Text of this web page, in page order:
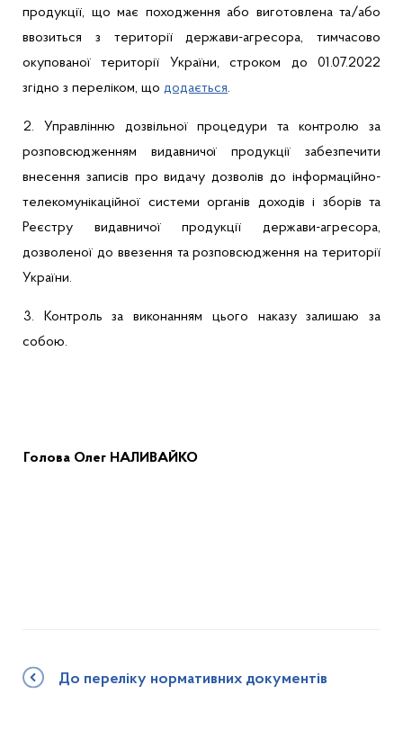
продукції, що має походження або виготовлена та/або
ввозиться з території держави-агресора, тимчасово
окупованої території України, строком до 01.07.2022
згідно з переліком, що додається.
2. Управліннюдозвільної процедури та контролю за
розповсюдженням видавничої продукціїзабезпечити
внесення записів про видачу дозволів до інформаційно-
телекомунікаційної системи органів доходів і зборів та
Реєстру видавничої продукції держави-агресора,
дозволеної до ввезення та розповсюдження на території
України.
3.
Контроль за виконанням цього наказу залишаю за
собою.
Голова Олег НАЛИВАЙКО
До переліку нормативних документів